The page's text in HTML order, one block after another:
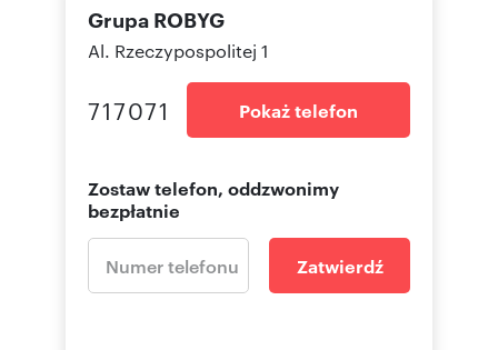
Grupa ROBYG
Al. Rzeczypospolitej 1
717071 Pokaż telefon
Zostaw telefon, oddzwonimy
bezpłatnie
Zatwierdź